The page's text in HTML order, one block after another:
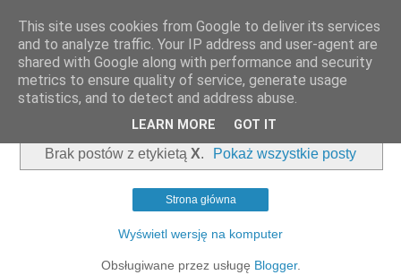
Brak postów z etykietą X. Pokaż wszystkie posty
Strona główna
Wyświetl wersję na komputer
Obsługiwane przez usługę Blogger.
This site uses cookies from Google to deliver its services
and to analyze traffic. Your IP address and user-agent are
shared with Google along with performance and security
metrics to ensure quality of service, generate usage
statistics, and to detect and address abuse.
LEARN MORE GOT IT